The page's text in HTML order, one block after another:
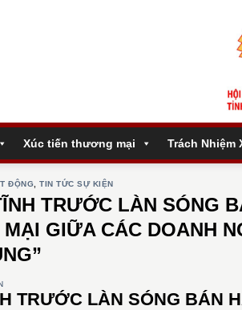
Xúc tiến thương mại Trách Nhiệm
ĐỘNG ,TIN TỨC SỰ KIỆN
TRƯỚC LÀN SÓNG
GIỮA CÁC DOANH
TRƯỚC LÀN SÓNG BÁN